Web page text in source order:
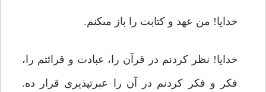
خدایا! من عهد و کتابت را باز مى‏کنم.
خدایا! نظر کردنم در قرآن را، عبادت و قرائتم را،
فکر و فکر کردنم در آن را عبرت‏پذیرى قرار ده.